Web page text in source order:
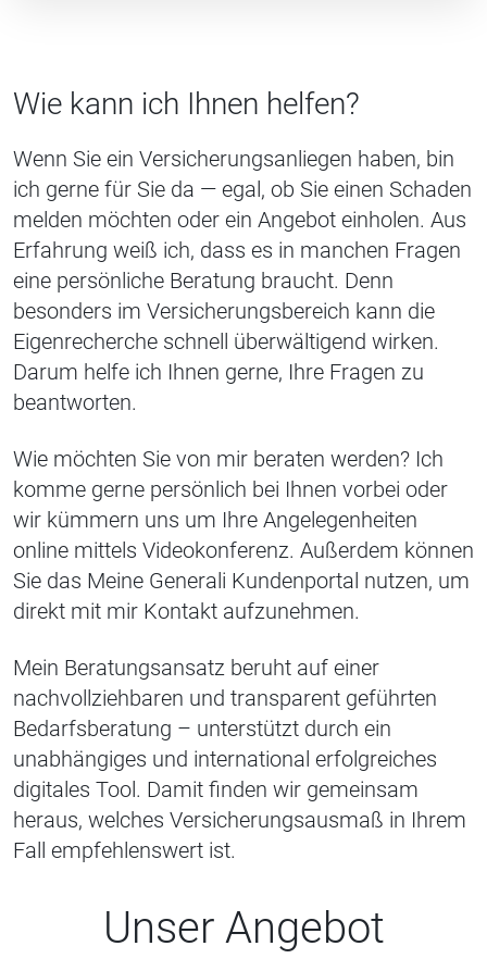
Wie kann ich Ihnen helfen?
Wenn Sie ein Versicherungsanliegen haben, bin
ich gerne für Sie da — egal, ob Sie einen Schaden
melden möchten oder ein Angebot einholen. Aus
Erfahrung weiß ich, dass es in manchen Fragen
eine persönliche Beratung braucht. Denn
besonders im Versicherungsbereich kann die
Eigenrecherche schnell überwältigend wirken.
Darum helfe ich Ihnen gerne, Ihre Fragen zu
beantworten.
Wie möchten Sie von mir beraten werden? Ich
komme gerne persönlich bei Ihnen vorbei oder
wir kümmern uns um Ihre Angelegenheiten
online mittels Videokonferenz. Außerdem können
Sie das Meine Generali Kundenportal nutzen, um
direkt mit mir Kontakt aufzunehmen.
Mein Beratungsansatz beruht auf einer
nachvollziehbaren und transparent geführten
Bedarfsberatung – unterstützt durch ein
unabhängiges und international erfolgreiches
digitales Tool. Damit finden wir gemeinsam
heraus, welches Versicherungsausmaß in Ihrem
Fall empfehlenswert ist.
Unser Angebot